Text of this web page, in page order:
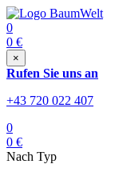
0
0 €
×
Rufen Sie uns an
+43 720 022 407
0
0 €
Nach Typ